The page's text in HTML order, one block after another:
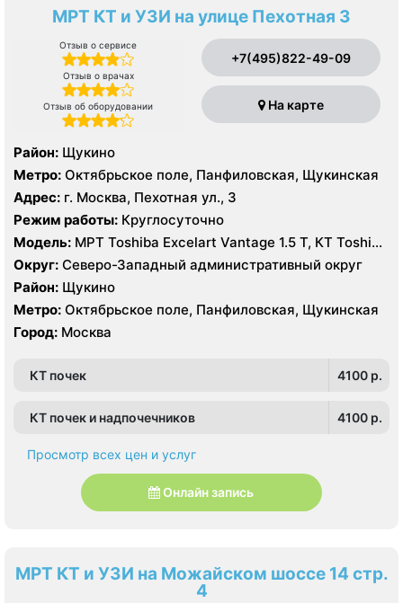
МРТ КТ и УЗИ на улице Пехотная 3
Отзыв о сервисе
Отзыв о врачах
Отзыв об оборудовании
+7(495)822-49-09
На карте
Район: Щукино
Метро: Октябрьское поле, Панфиловская, Щукинская
Адрес: г. Москва, Пехотная ул., 3
Режим работы: Круглосуточно
Модель: МРТ Toshiba Excelart Vantage 1.5 Т, КТ Toshiba
Aquilion 32 среза, УЗИ Toshiba Aplio 500, Medison
Sonoace X8
Округ: Северо-Западный административный округ
Район: Щукино
Метро: Октябрьское поле, Панфиловская, Щукинская
Город: Москва
КТ почек 4100 p.
КТ почек и надпочечников 4100 p.
Просмотр всех цен и услуг
Онлайн запись
МРТ КТ и УЗИ на Можайском шоссе 14 стр.
4